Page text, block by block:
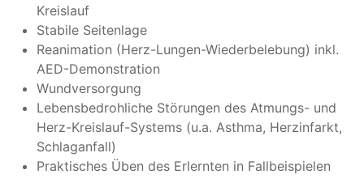
Kreislauf
Stabile Seitenlage
Reanimation (Herz-Lungen-Wiederbelebung) inkl.
AED-Demonstration
Wundversorgung
Lebensbedrohliche Störungen des Atmungs- und
Herz-Kreislauf-Systems (u.a. Asthma, Herzinfarkt,
Schlaganfall)
Praktisches Üben des Erlernten in Fallbeispielen